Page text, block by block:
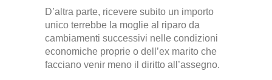
D’altra parte, ricevere subito un importo
unico terrebbe la moglie al riparo da
cambiamenti successivi nelle condizioni
economiche proprie o dell’ex marito che
facciano venir meno il diritto all’assegno.